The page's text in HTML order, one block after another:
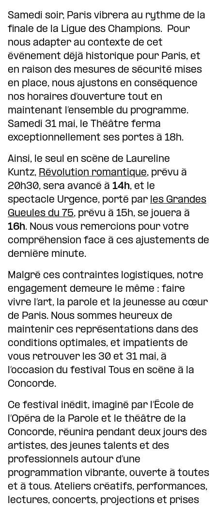
Samedi soir, Paris vibrera au rythme de la
finale de la Ligue des Champions. Pour
nous adapter au contexte de cet
événement déjà historique pour Paris, et
en raison des mesures de sécurité mises
en place, nous ajustons en conséquence
nos horaires d’ouverture tout en
maintenant l’ensemble du programme.
Samedi 31 mai, le Théâtre ferma
exceptionnellement ses portes à 18h.
Ainsi, le seul en scène de Laureline
Kuntz, Révolution romantique, prévu à
20h30, sera avancé à 14h, et le
spectacle Urgence, porté par les Grandes
Gueules du 75, prévu à 15h, se jouera à
16h. Nous vous remercions pour votre
compréhension face à ces ajustements de
dernière minute.
Malgré ces contraintes logistiques, notre
engagement demeure le même : faire
vivre l’art, la parole et la jeunesse au cœur
de Paris. Nous sommes heureux de
maintenir ces représentations dans des
conditions optimales, et impatients de
vous retrouver les 30 et 31 mai, à
l’occasion du festival Tous en scène à la
Concorde.
Ce festival inédit, imaginé par l’École de
l’Opéra de la Parole et le théâtre de la
Concorde, réunira pendant deux jours des
artistes, des jeunes talents et des
professionnels autour d’une
programmation vibrante, ouverte à toutes
et à tous. Ateliers créatifs, performances,
lectures, concerts, projections et prises